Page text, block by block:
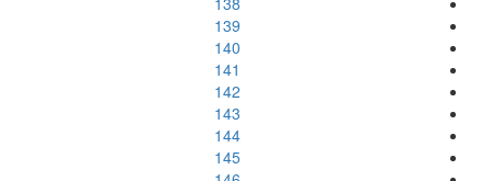
139
140
141
142
143
144
145